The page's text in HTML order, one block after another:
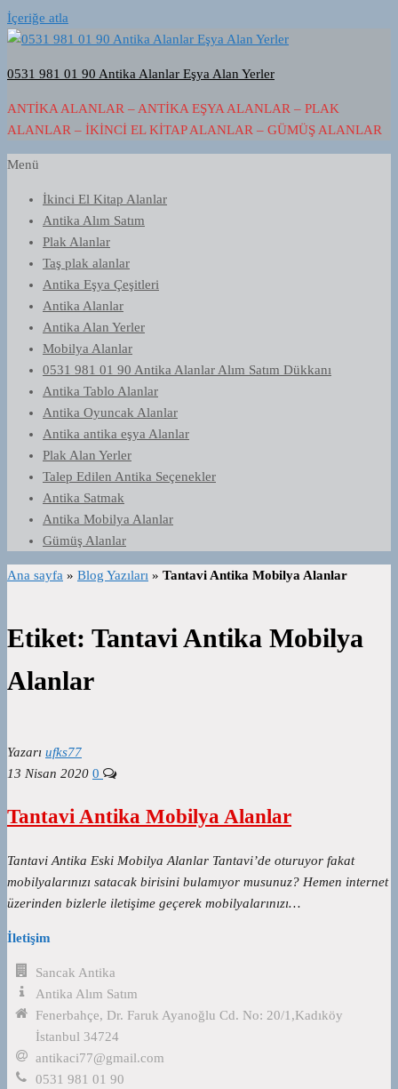
İçeriğe atla
0531 981 01 90 Antika Alanlar Eşya Alan Yerler
ANTIKA ALANLAR – ANTIKA EŞYA ALANLAR – PLAK
ALANLAR – İKINCI EL KITAP ALANLAR – GÜMÜŞ ALANLAR
Menü
İkinci El Kitap Alanlar
Antika Alım Satım
Plak Alanlar
Taş plak alanlar
Antika Eşya Çeşitleri
Antika Alanlar
Antika Alan Yerler
Mobilya Alanlar
0531 981 01 90 Antika Alanlar Alım Satım Dükkanı
Antika Tablo Alanlar
Antika Oyuncak Alanlar
Antika antika eşya Alanlar
Plak Alan Yerler
Talep Edilen Antika Seçenekler
Antika Satmak
Antika Mobilya Alanlar
Gümüş Alanlar
Ana sayfa » Blog Yazıları » Tantavi Antika Mobilya Alanlar
Etiket: Tantavi Antika Mobilya
Alanlar
Yazarı ufks77
13 Nisan 2020 0
Tantavi Antika Mobilya Alanlar
Tantavi Antika Eski Mobilya Alanlar Tantavi’de oturuyor fakat
mobilyalarınızı satacak birisini bulamıyor musunuz? Hemen internet
üzerinden bizlerle iletişime geçerek mobilyalarınızı…
İletişim
Sancak Antika
Antika Alım Satım
Fenerbahçe, Dr. Faruk Ayanoğlu Cd. No: 20/1,Kadıköy
İstanbul 34724
antikaci77@gmail.com
0531 981 01 90